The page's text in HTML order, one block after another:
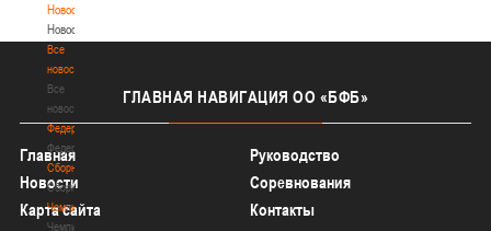
Новости
Новости
Все
новости
Все
новости
Федерация
Федерация
Сборные
Сборные
Чемпионат
Чемпионат
ГЛАВНАЯ НАВИГАЦИЯ ОО «БФБ»
Главная
Руководство
Новости
Соревнования
Карта сайта
Контакты